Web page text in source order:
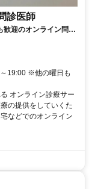
診医師
歓迎のオンライン問診
19:00 ※他の曜日も
オンライン診療サー
の提供をしていくた
などでのオンライン